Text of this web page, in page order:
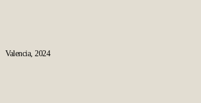
Valencia, 2024